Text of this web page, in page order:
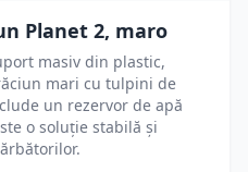
Planet 2, maro
masiv din plastic,
mari cu tulpini de
un rezervor de apă
o soluție stabilă și